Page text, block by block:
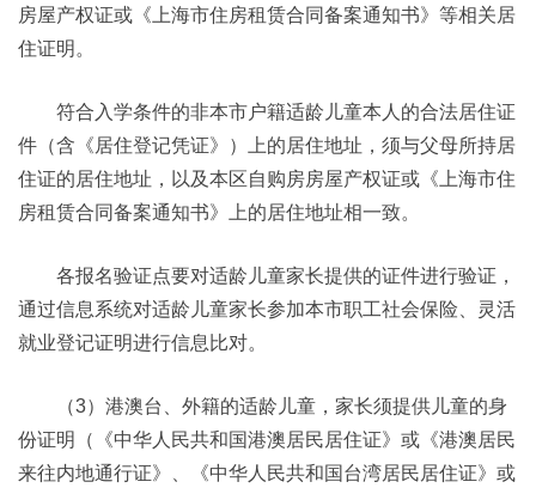
房屋产权证或《上海市住房租赁合同备案通知书》等相关居
住证明。
符合入学条件的非本市户籍适龄儿童本人的合法居住证
件（含《居住登记凭证》）上的居住地址，须与父母所持居
住证的居住地址，以及本区自购房房屋产权证或《上海市住
房租赁合同备案通知书》上的居住地址相一致。
各报名验证点要对适龄儿童家长提供的证件进行验证，
通过信息系统对适龄儿童家长参加本市职工社会保险、灵活
就业登记证明进行信息比对。
（3）港澳台、外籍的适龄儿童，家长须提供儿童的身
份证明（《中华人民共和国港澳居民居住证》或《港澳居民
来往内地通行证》、《中华人民共和国台湾居民居住证》或